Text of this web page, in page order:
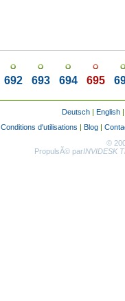
692 693 694 695
Deutsch| English
Conditions d'utilisations | Blog|
©
PropulsÃ© parINVIDESK